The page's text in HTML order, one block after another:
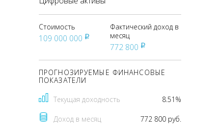
Стоимость
109 000 000 pуб
Фактический доход в
месяц
772 800 pуб
ПРОГНОЗИРУЕМЫЕ ФИНАНСОВЫЕ
ПОКАЗАТЕЛИ
Текущая доходность 8.51%
Доход в месяц 772 800 руб.